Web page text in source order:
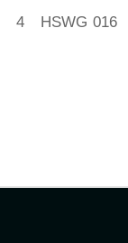
HSWG 016
4